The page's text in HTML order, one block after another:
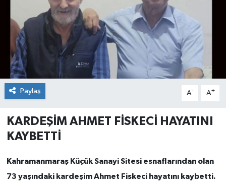
Paylaş A- A+
KARDEŞİM AHMET FİSKECİ HAYATINI
KAYBETTİ
Kahramanmaraş Küçük Sanayi Sitesi esnaflarından olan
73 yaşındaki kardeşim Ahmet Fiskeci hayatını kaybetti.